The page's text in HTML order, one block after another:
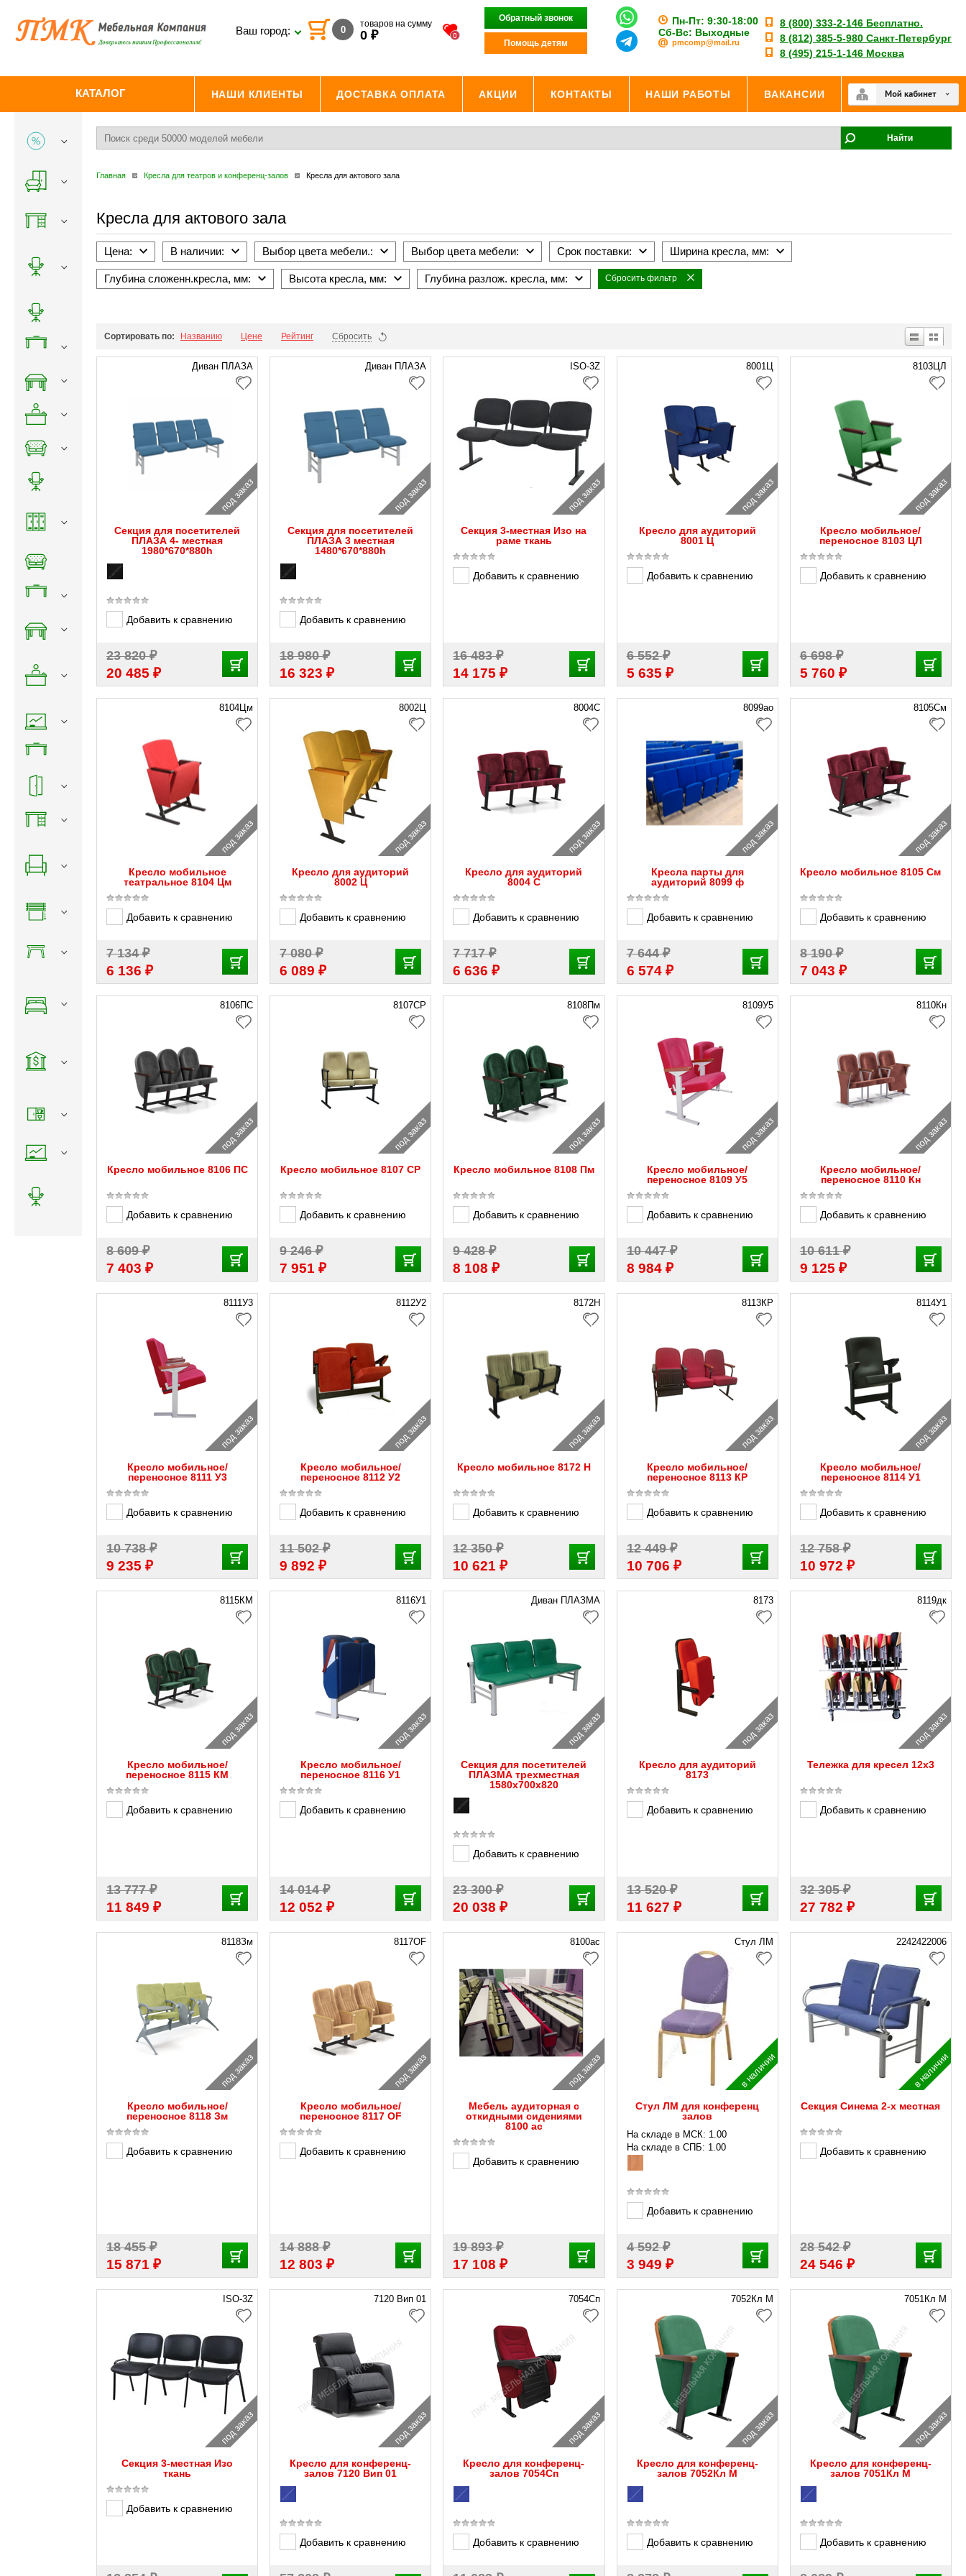
Ваш город: 0
товаров на сумму
0₽ 0
Обратный звонок
Помощь детям
Пн-Пт: 9:30-18:00
Сб-Вс: Выходные
pmcomp@mail.ru
8 (800) 333-2-146 Бесплатно.
8 (812) 385-5-980 Санкт-Петербург
8 (495) 215-1-146 Москва
КАТАЛОГ НАШИ КЛИЕНТЫ ДОСТАВКА ОПЛАТА АКЦИИ КОНТАКТЫ НАШИ РАБОТЫ ВАКАНСИИ
Найти
Главная Кресла для театров и конференц-залов Кресла для актового зала
Кресла для актового зала
Цена: В наличии: Выбор цвета мебели.: Выбор цвета мебели: Срок поставки: Ширина кресла, мм:
Глубина сложенн.кресла, мм: Высота кресла, мм: Глубина разлож. кресла, мм: Сбросить фильтр
Сортировать по: Названию Цене Рейтинг Сбросить
Диван ПЛАЗА
под заказ
Секция для посетителей
ПЛАЗА 4- местная
1980*670*880h
Добавить к сравнению
23 820₽
20 485 ₽
Диван ПЛАЗА
под заказ
Секция для посетителей
ПЛАЗА 3 местная
1480*670*880h
Добавить к сравнению
18 980₽
16 323₽
ISO-3Z
под заказ
Секция 3-местная Изо на
раме ткань
Добавить к сравнению
16 483₽
14 175₽
8001Ц
под заказ
Кресло для аудиторий
8001 Ц
Добавить к сравнению
6 552₽
5 635 ₽
8103ЦЛ
под заказ
Кресло мобильное/
переносное 8103 ЦЛ
Добавить к сравнению
6 698₽
5 760 ₽
8104Цм
под заказ
Кресло мобильное
театральное 8104 Цм
Добавить к сравнению
7 134₽
6 136 ₽
8002Ц
под заказ
Кресло для аудиторий
8002 Ц
Добавить к сравнению
7 080₽
6 089₽
8004С
под заказ
Кресло для аудиторий
8004 С
Добавить к сравнению
7 717₽
6 636₽
8099ао
под заказ
Кресла парты для
аудиторий 8099 ф
Добавить к сравнению
7 644₽
6 574 ₽
8105См
под заказ
Кресло мобильное 8105 См
Добавить к сравнению
8 190₽
7 043 ₽
8106ПС
под заказ
Кресло мобильное 8106 ПС
Добавить к сравнению
8 609₽
7 403 ₽
8107СР
под заказ
Кресло мобильное 8107 СР
Добавить к сравнению
9 246₽
7 951₽
8108Пм
под заказ
Кресло мобильное 8108 Пм
Добавить к сравнению
9 428₽
8 108₽
8109У5
под заказ
Кресло мобильное/
переносное 8109 У5
Добавить к сравнению
10 447₽
8 984 ₽
8110Кн
под заказ
Кресло мобильное/
переносное 8110 Кн
Добавить к сравнению
10 611₽
9 125 ₽
8111У3
под заказ
Кресло мобильное/
переносное 8111 У3
Добавить к сравнению
10 738₽
9 235 ₽
8112У2
под заказ
Кресло мобильное/
переносное 8112 У2
Добавить к сравнению
11 502₽
9 892₽
8172Н
под заказ
Кресло мобильное 8172 Н
Добавить к сравнению
12 350₽
10 621₽
8113КP
под заказ
Кресло мобильное/
переносное 8113 КP
Добавить к сравнению
12 449₽
10 706 ₽
8114У1
под заказ
Кресло мобильное/
переносное 8114 У1
Добавить к сравнению
12 758₽
10 972 ₽
8115КМ
под заказ
Кресло мобильное/
переносное 8115 КМ
Добавить к сравнению
13 777₽
11 849 ₽
8116У1
под заказ
Кресло мобильное/
переносное 8116 У1
Добавить к сравнению
14 014₽
12 052₽
Диван ПЛАЗМА
под заказ
Секция для посетителей
ПЛАЗМА трехместная
1580х700х820
Добавить к сравнению
23 300₽
20 038₽
8173
под заказ
Кресло для аудиторий
8173
Добавить к сравнению
13 520₽
11 627 ₽
8119дк
под заказ
Тележка для кресел 12х3
Добавить к сравнению
32 305₽
27 782 ₽
8118Зм
под заказ
Кресло мобильное/
переносное 8118 Зм
Добавить к сравнению
18 455₽
15 871 ₽
8117ОF
под заказ
Кресло мобильное/
переносное 8117 ОF
Добавить к сравнению
14 888₽
12 803₽
8100ас
под заказ
Мебель аудиторная с
откидными сидениями
8100 ас
Добавить к сравнению
19 893₽
17 108₽
Стул ЛМ
в наличии
Стул ЛМ для конференц
залов
На складе в МСК: 1.00
На складе в СПБ: 1.00
Добавить к сравнению
4 592₽
3 949 ₽
2242422006
в наличии
Секция Синема 2-х местная
Добавить к сравнению
28 542₽
24 546 ₽
ISO-3Z
под заказ
Секция 3-местная Изо
ткань
Добавить к сравнению
7120 Вип 01
под заказ
Кресло для конференц-
залов 7120 Вип 01
Добавить к сравнению
7054Сп
под заказ
Кресло для конференц-
залов 7054Сп
Добавить к сравнению
7052Кл М
под заказ
Кресло для конференц-
залов 7052Кл М
Добавить к сравнению
7051Кл М
под заказ
Кресло для конференц-
залов 7051Кл М
Добавить к сравнению